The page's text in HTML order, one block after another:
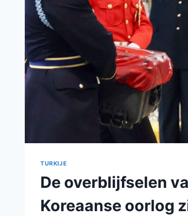
TURKIJE
De overblijfselen
Koreaanse oorlog